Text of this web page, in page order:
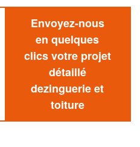
Envoyez-nous
en quelques
clics votre projet
détaillé
dezinguerie et
toiture